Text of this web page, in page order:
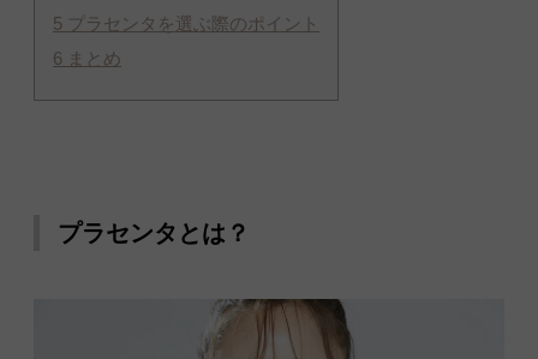
5 プラセンタを選ぶ際のポイント
6 まとめ
プラセンタとは？